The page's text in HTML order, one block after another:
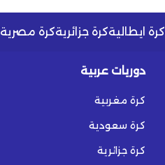
كرة ايطاليةكرة جزائريةكرة مصرية
دوريات عربية
كرة مغربية
كرة سعودية
كرة جزائرية